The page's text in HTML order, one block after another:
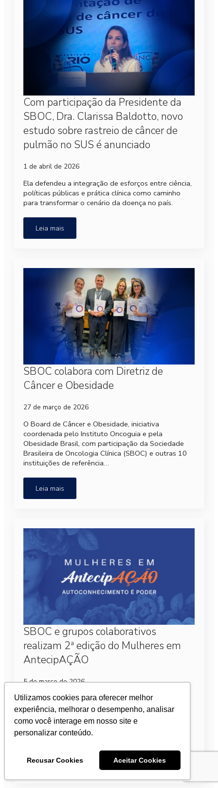
Utilizamos cookies para oferecer melhor
experiência, melhorar o desempenho, analisar
como você interage em nosso site e
personalizar conteúdo.
Recusar Cookies Aceitar Cookies
Com participação da Presidente da
SBOC, Dra. Clarissa Baldotto, novo
estudo sobre rastreio de câncer de
pulmão no SUS é anunciado
1 de abril de 2026
Ela defendeu a integração de esforços entre ciência,
políticas públicas e prática clínica como caminho
para transformar o cenário da doença no país.
Leia mais
SBOC colabora com Diretriz de
Câncer e Obesidade
27 de março de 2026
O Board de Câncer e Obesidade, iniciativa
coordenada pelo Instituto Oncoguia e pela
Obesidade Brasil, com participação da Sociedade
Brasileira de Oncologia Clínica (SBOC) e outras 10
instituições de referência…
Leia mais
SBOC e grupos colaborativos
realizam 2ª edição do Mulheres em
AntecipAÇÃO
5 de março de 2026
Entidades médicas promovem em São Paulo a 2ª
edição do evento “Mulheres em AntecipAÇÃO –
Autoconhecimento é poder!”, com foco em
prevenção e diagnóstico precoce dos tumores
femininos.
Leia mais